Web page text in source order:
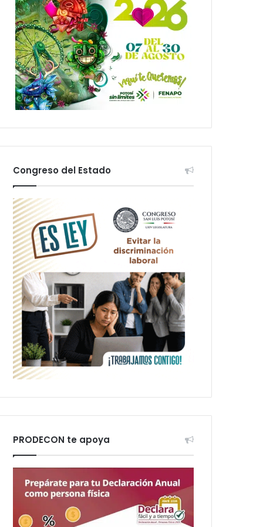
Congreso del Estado
PRODECON te apoya